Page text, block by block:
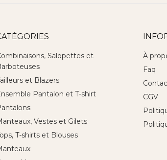
Salopettes et
et Blazers
Pantalon et T-shirt
Vestes et Gilets
T-shirts et Blouses
À
Faq
CGV